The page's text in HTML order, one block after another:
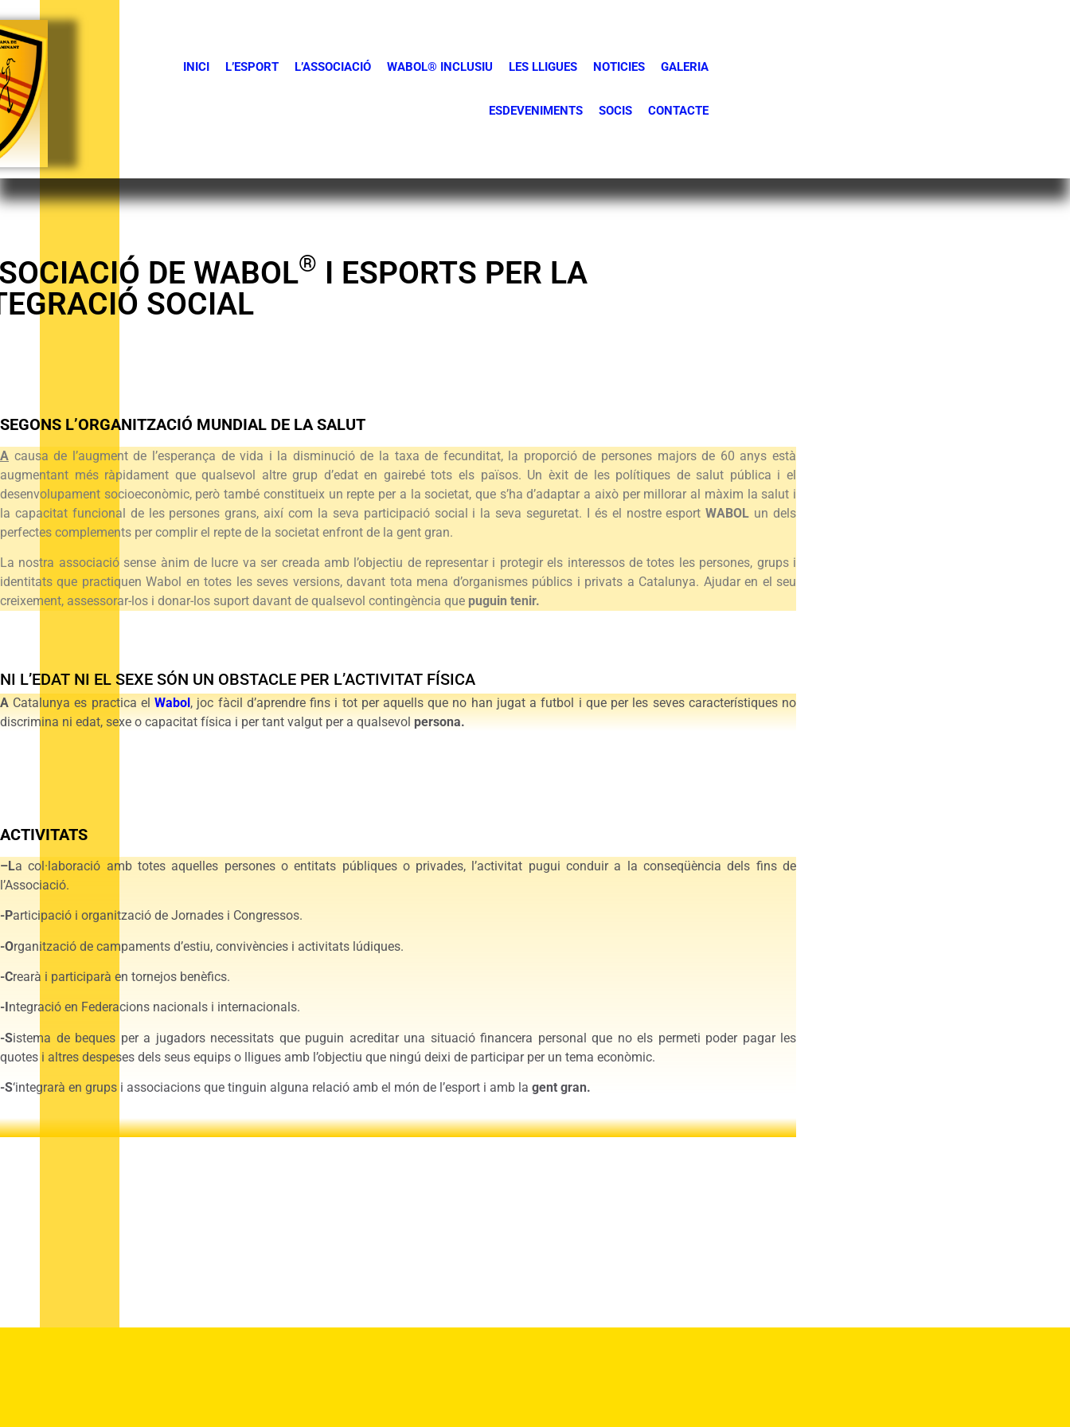
INICI L’ESPORT L’ASSOCIACIÓ WABOL® INCLUSIU LES LLIGUES NOTICIES GALERIA
ESDEVENIMENTS SOCIS CONTACTE
DE WABOL® I ESPORTS PER LA
SOCIAL
SEGONS L’ORGANITZACIÓ MUNDIAL DE LA SALUT
A causa de l’augment de l’esperança de vida i la disminució de la taxa de fecunditat, la proporció de persones majors de 60 anys està
augmentant més ràpidament que qualsevol altre grup d’edat en gairebé tots els països. Un èxit de les polítiques de salut pública i el
desenvolupament socioeconòmic, però també constitueix un repte per a la societat, que s’ha d’adaptar a això per millorar al màxim la salut i
la capacitat funcional de les persones grans, així com la seva participació social i la seva seguretat. I és el nostre esportWABOL un dels
perfectes complements per complir el repte de la societat enfront de la gent gran.
La nostra associació sense ànim de lucre va ser creada amb l’objectiu de representar i protegir els interessos de totes les persones, grups i
identitats que practiquen Wabol en totes les seves versions, davant tota mena d’organismes públics i privats a Catalunya. Ajudar en el seu
creixement, assessorar-los i donar-los suport davant de qualsevol contingència que puguin tenir.
NI L’EDAT NI EL SEXE SÓN UN OBSTACLE PER L’ACTIVITAT FÍSICA
A Catalunya es practica elWabol, joc fàcil d’aprendre fins i tot per aquells que no han jugat a futbol i que per les seves característiques no
discrimina ni edat, sexe o capacitat física i per tant valgut per a qualsevol persona.
ACTIVITATS
–La col·laboració amb totes aquelles persones o entitats públiques o privades, l’activitat pugui conduir a la conseqüència dels fins de
l’Associació.
-Participació i organització de Jornades i Congressos.
-Organització de campaments d’estiu, convivències i activitats lúdiques.
-Crearà i participarà en tornejos benèfics.
-I ntegració en Federacions nacionals i internacionals.
-Sistema de beques per a jugadors necessitats que puguin acreditar una situació financera personal que no els permeti poder pagar les
quotes i altres despeses dels seus equips o lligues amb l’objectiu que ningú deixi de participar per un tema econòmic.
-S‘integrarà en grups i associacions que tinguin alguna relació amb el món de l’esport i amb la gent gran.